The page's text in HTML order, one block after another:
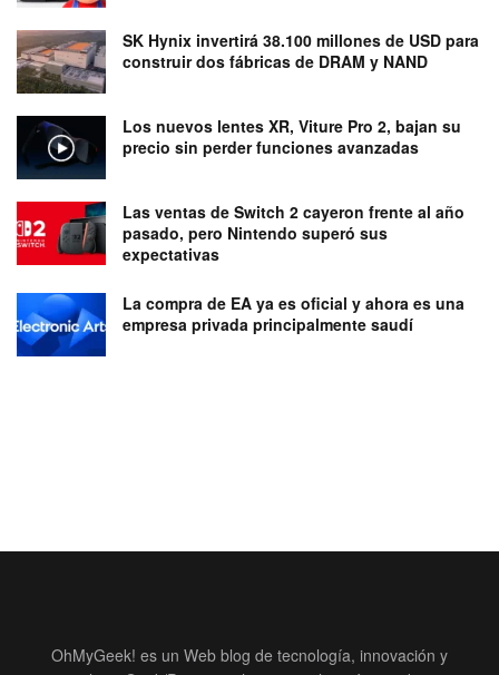
SK Hynix invertirá 38.100 millones de USD para
construir dos fábricas de DRAM y NAND
Los nuevos lentes XR, Viture Pro 2, bajan su
precio sin perder funciones avanzadas
Las ventas de Switch 2 cayeron frente al año
pasado, pero Nintendo superó sus
expectativas
La compra de EA ya es oficial y ahora es una
empresa privada principalmente saudí
OhMyGeek! es un Web blog de tecnología, innovación y